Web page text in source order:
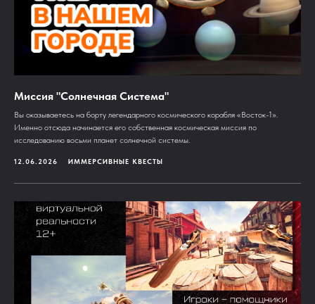
Миссия "Солнечная Система"
Вы оказываетесь на борту легендарного космического корабля «Восток-1».
Именно отсюда начинается его собственная космическая миссия по
исследованию восьми планет солнечной системы.
12.06.2026 ИММЕРСИВНЫЕ КВЕСТЫ